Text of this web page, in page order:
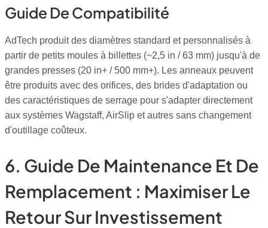
Guide De Compatibilité
AdTech produit des diamètres standard et personnalisés à
partir de petits moules à billettes (~2,5 in / 63 mm) jusqu'à de
grandes presses (20 in+ / 500 mm+). Les anneaux peuvent
être produits avec des orifices, des brides d'adaptation ou
des caractéristiques de serrage pour s'adapter directement
aux systèmes Wagstaff, AirSlip et autres sans changement
d'outillage coûteux.
6. Guide De Maintenance Et De
Remplacement : Maximiser Le
Retour Sur Investissement